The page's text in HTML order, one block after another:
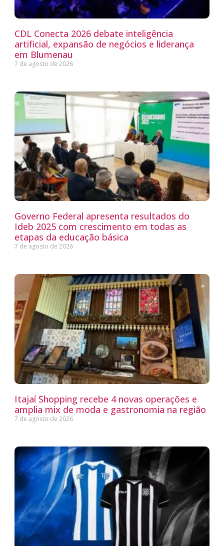
CDL Conecta 2026 debate inteligência
artificial, expansão de negócios e liderança
em Blumenau
7 de agosto de 2026
Governo Federal apresenta resultados do
Ideb 2025 com crescimento em todas as
etapas da educação básica
7 de agosto de 2026
Itajaí Shopping recebe 4 novas operações e
amplia mix de moda e gastronomia na região
7 de agosto de 2026